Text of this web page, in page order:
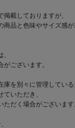
載しておりますが、
商品と色味やサイズ感
ございます。
を別々に管理している
いただき、
だく場合がございます